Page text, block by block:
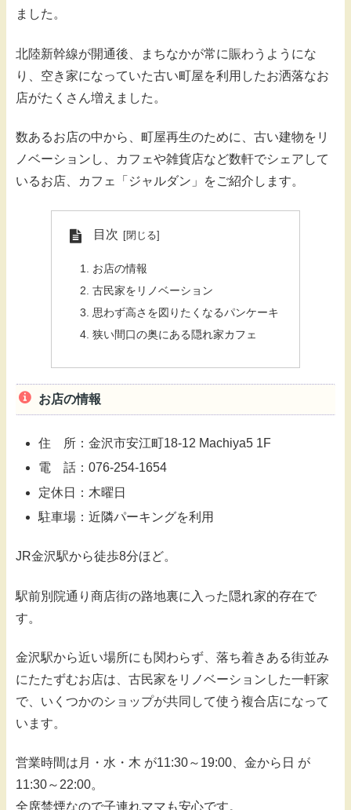
ました。
北陸新幹線が開通後、まちなかが常に賑わうようにな
り、空き家になっていた古い町屋を利用したお洒落なお
店がたくさん増えました。
数あるお店の中から、町屋再生のために、古い建物をリ
ノベーションし、カフェや雑貨店など数軒でシェアして
いるお店、カフェ「ジャルダン」をご紹介します。
目次
お店の情報
古民家をリノベーション
思わず高さを図りたくなるパンケーキ
狭い間口の奥にある隠れ家カフェ
お店の情報
住 所：金沢市安江町18-12 Machiya5 1F
電 話：076-254-1654
定休日：木曜日
駐車場：近隣パーキングを利用
JR金沢駅から徒歩8分ほど。
駅前別院通り商店街の路地裏に入った隠れ家的存在で
す。
金沢駅から近い場所にも関わらず、落ち着きある街並み
にたたずむお店は、古民家をリノベーションした一軒家
で、いくつかのショップが共同して使う複合店になって
います。
営業時間は月・水・木 が11:30～19:00、金から日 が
11:30～22:00。
全席禁煙なので子連れママも安心です。